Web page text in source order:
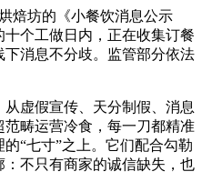
坊的《小餐饮消息公示
个工做日内，正在收集订餐
消息不分歧。监管部分依法
虚假宣传、天分制假、消息
畴运营冷食，每一刀都精准
“七寸”之上。它们配合勾勒
不只有商家的诚信缺失，也